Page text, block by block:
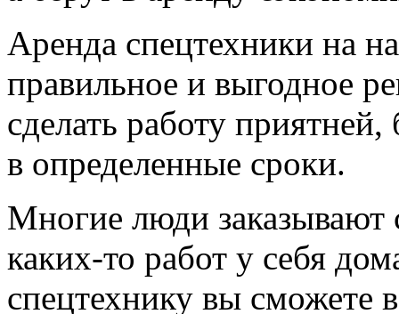
Аренда спецтехники на
правильное и выгодное
сделать работу
в определенные сроки.
Многие люди заказывают
каких-то работ у себя
спецтехнику вы сможете